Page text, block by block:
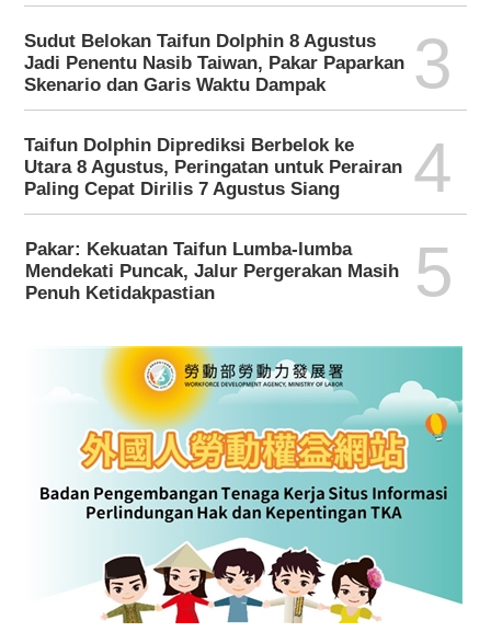
Sudut Belokan Taifun Dolphin 8 Agustus
Jadi Penentu Nasib Taiwan, Pakar Paparkan
Skenario dan Garis Waktu Dampak
3
Taifun Dolphin Diprediksi Berbelok ke
Utara 8 Agustus, Peringatan untuk Perairan
Paling Cepat Dirilis 7 Agustus Siang
4
Pakar: Kekuatan Taifun Lumba-lumba
Mendekati Puncak, Jalur Pergerakan Masih
Penuh Ketidakpastian
5